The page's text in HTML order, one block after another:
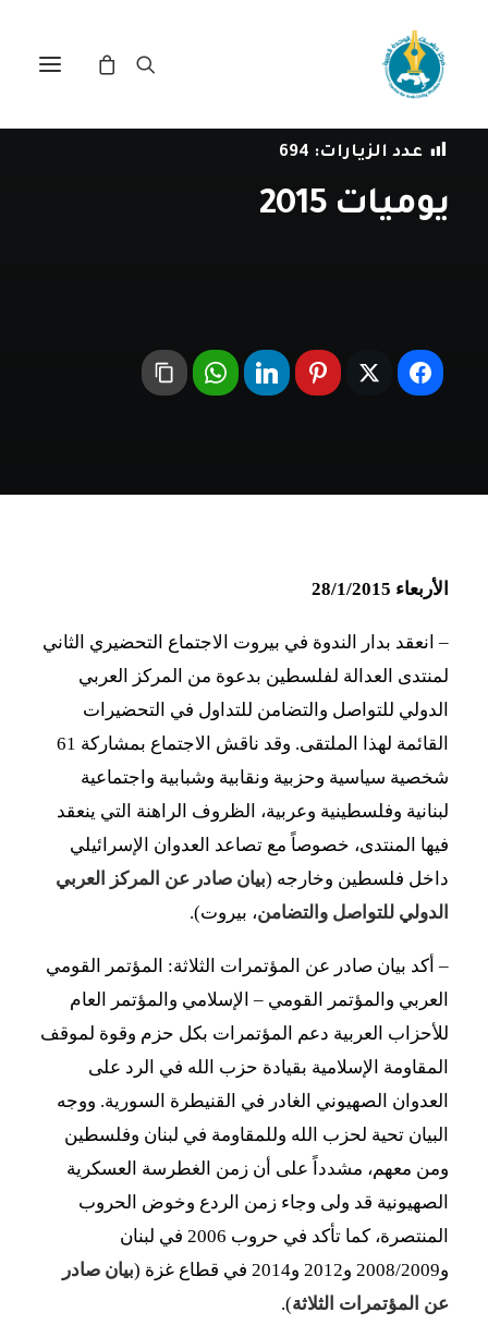
فيالمجتمع المدني
عدد الزيارات: 694
يوميات 2015
الأربعاء 28/1/2015
– انعقد بدار الندوة في بيروت الاجتماع التحضيري الثاني
لمنتدى العدالة لفلسطين بدعوة من المركز العربي
الدولي للتواصل والتضامن للتداول في التحضيرات
القائمة لهذا الملتقى. وقد ناقش الاجتماع بمشاركة 61
شخصية سياسية وحزبية ونقابية وشبابية واجتماعية
لبنانية وفلسطينية وعربية، الظروف الراهنة التي ينعقد
فيها المنتدى، خصوصاً مع تصاعد العدوان الإسرائيلي
داخل فلسطين وخارجه (بيان صادر عن المركز العربي
الدولي للتواصل والتضامن، بيروت).
– أكد بيان صادر عن المؤتمرات الثلاثة: المؤتمر القومي
العربي والمؤتمر القومي – الإسلامي والمؤتمر العام
للأحزاب العربية دعم المؤتمرات بكل حزم وقوة لموقف
المقاومة الإسلامية بقيادة حزب الله في الرد على
العدوان الصهيوني الغادر في القنيطرة السورية. ووجه
البيان تحية لحزب الله وللمقاومة في لبنان وفلسطين
ومن معهم، مشدداً على أن زمن الغطرسة العسكرية
الصهيونية قد ولى وجاء زمن الردع وخوض الحروب
المنتصرة، كما تأكد في حروب 2006 في لبنان
و2008/2009 و2012 و2014 في قطاع غزة (
بيان صادر
عن المؤتمرات الثلاثة).